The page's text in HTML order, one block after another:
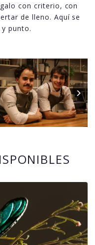
con criterio, con
de lleno. Aquí se
punto.